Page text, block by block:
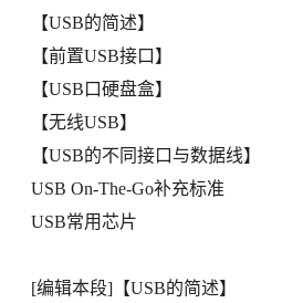
【USB的简述】
【前置USB接口】
【USB口硬盘盒】
【无线USB】
【USB的不同接口与数据线】
USB On-The-Go补充标准
USB常用芯片
[编辑本段]【USB的简述】